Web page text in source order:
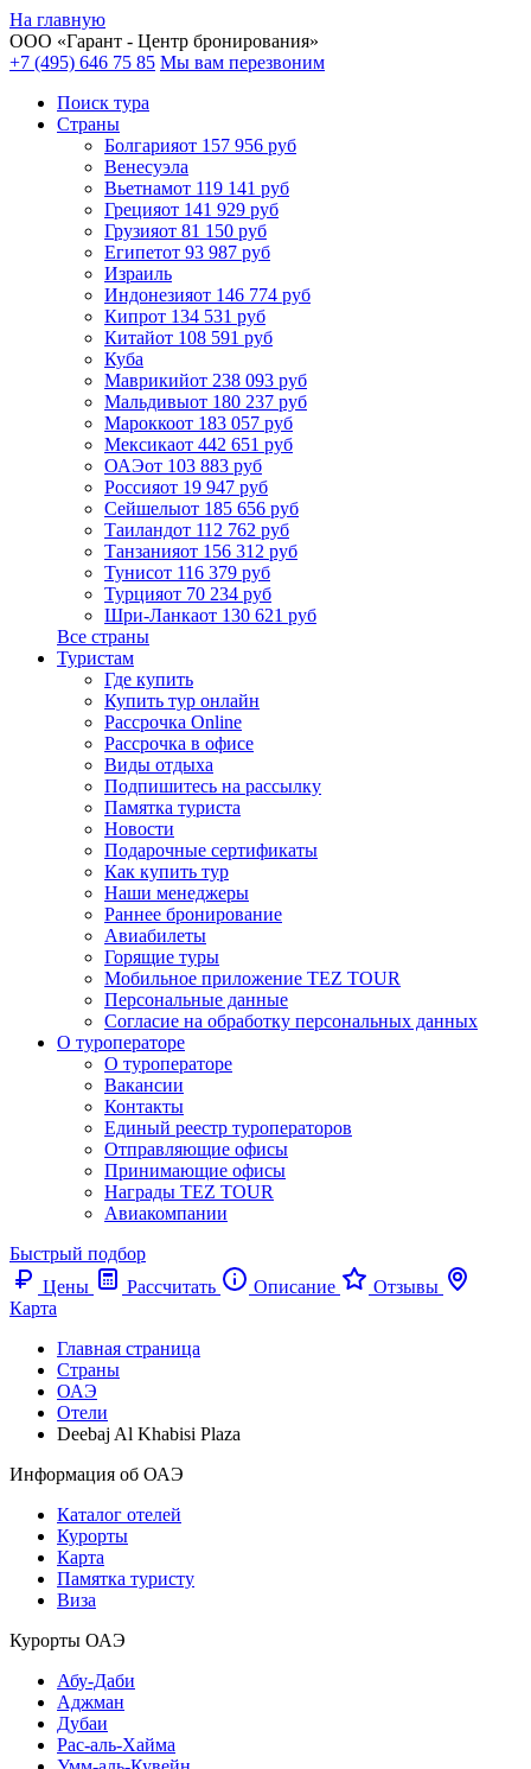
На главную
ООО «Гарант - Центр бронирования»
+7 (495) 646 75 85 Мы вам перезвоним
Поиск тура
Cтраны
Болгарияот 157 956 руб
Венесуэла
Вьетнамот 119 141 руб
Грецияот 141 929 руб
Грузияот 81 150 руб
Египетот 93 987 руб
Израиль
Индонезияот 146 774 руб
Кипрот 134 531 руб
Китайот 108 591 руб
Куба
Маврикийот 238 093 руб
Мальдивыот 180 237 руб
Мароккоот 183 057 руб
Мексикаот 442 651 руб
ОАЭот 103 883 руб
Россияот 19 947 руб
Сейшелыот 185 656 руб
Таиландот 112 762 руб
Танзанияот 156 312 руб
Тунисот 116 379 руб
Турцияот 70 234 руб
Шри-Ланкаот 130 621 руб
Все страны
Туристам
Где купить
Купить тур онлайн
Рассрочка Online
Рассрочка в офисе
Виды отдыха
Подпишитесь на рассылку
Памятка туриста
Новости
Подарочные сертификаты
Как купить тур
Наши менеджеры
Раннее бронирование
Авиабилеты
Горящие туры
Мобильное приложение TEZ TOUR
Персональные данные
Согласие на обработку персональных данных
О туроператоре
О туроператоре
Вакансии
Контакты
Единый реестр туроператоров
Отправляющие офисы
Принимающие офисы
Награды TEZ TOUR
Авиакомпании
Быстрый подбор
Цены
Рассчитать Описание
Отзывы
Карта
Главная страница
Cтраны
ОАЭ
Отели
Deebaj Al Khabisi Plaza
Информация об ОАЭ
Каталог отелей
Курорты
Карта
Памятка туристу
Виза
Курорты ОАЭ
Абу-Даби
Аджман
Дубаи
Рас-аль-Хайма